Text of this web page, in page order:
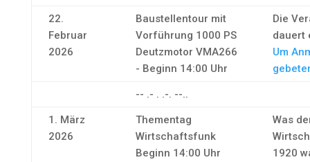
22.
Februar
2026
Baustellentour mit
Vorführung 1000 PS
Deutzmotor VMA266
- Beginn 14:00 Uhr
Die
dauert
Um
-- .- . .-. --..
1. März
2026
Thementag
Wirtschaftsfunk
Beginn 14:00 Uhr
Was
1920